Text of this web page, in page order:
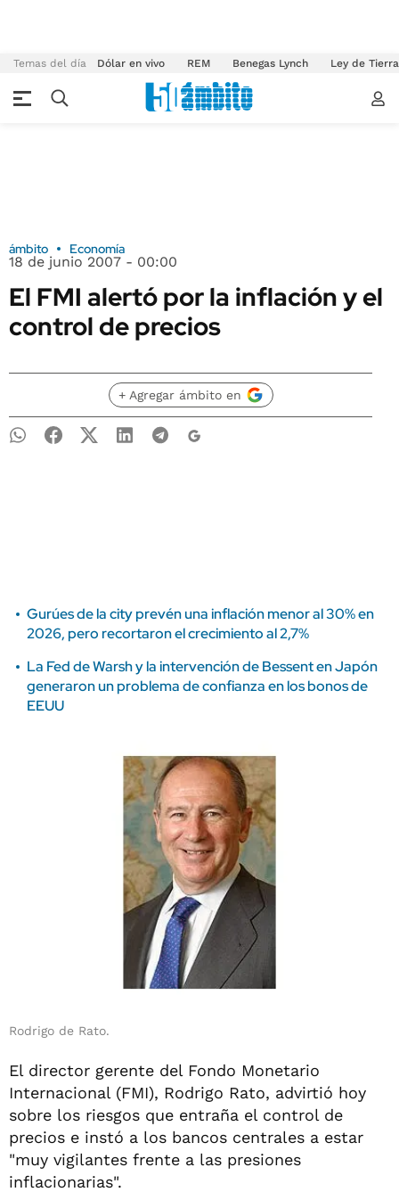
Temas del día Dólar en vivo REM Benegas Lynch Ley de
ámbito Economía
18 de junio 2007 - 00:00
El FMI alertó por la inflación y el
control de precios
+ Agregar ámbito en
Gurúes de la city prevén una inflación menor al 30% en
2026, pero recortaron el crecimiento al 2,7%
La Fed de Warsh y la intervención de Bessent en Japón
generaron un problema de confianza en los bonos de
EEUU
Rodrigo de Rato.
El director gerente del Fondo Monetario
Internacional (FMI), Rodrigo Rato, advirtió hoy
sobre los riesgos que entraña el control de
precios e instó a los bancos centrales a estar
"muy vigilantes frente a las presiones
inflacionarias".